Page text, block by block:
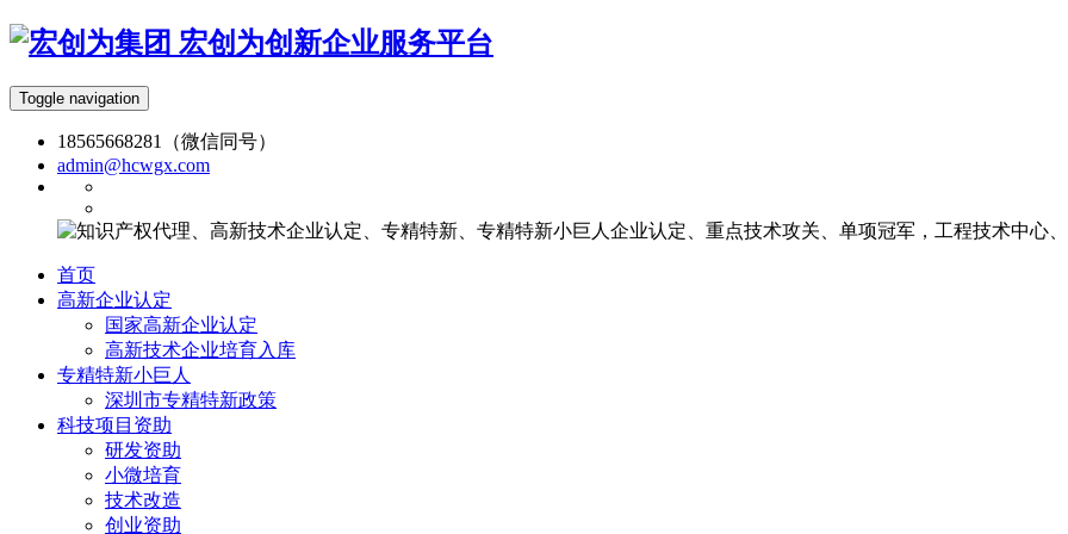
宏创为创新企业服务平台
Toggle navigation
18565668281（微信同号）
admin@hcwgx.com
首页
高新企业认定
国家高新企业认定
高新技术企业培育入库
专精特新小巨人
深圳市专精特新政策
科技项目资助
研发资助
小微培育
技术改造
创业资助